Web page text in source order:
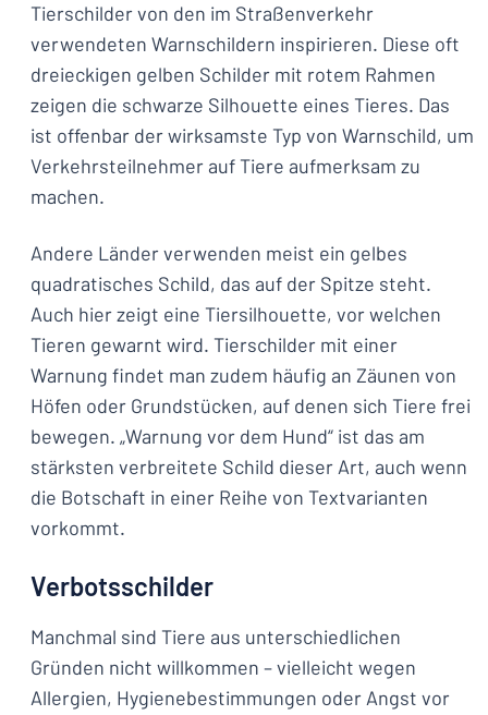
Tierschilder von den im Straßenverkehr
verwendeten Warnschildern inspirieren. Diese oft
dreieckigen gelben Schilder mit rotem Rahmen
zeigen die schwarze Silhouette eines Tieres. Das
ist offenbar der wirksamste Typ von Warnschild, um
Verkehrsteilnehmer auf Tiere aufmerksam zu
machen.
Andere Länder verwenden meist ein gelbes
quadratisches Schild, das auf der Spitze steht.
Auch hier zeigt eine Tiersilhouette, vor welchen
Tieren gewarnt wird. Tierschilder mit einer
Warnung findet man zudem häufig an Zäunen von
Höfen oder Grundstücken, auf denen sich Tiere frei
bewegen. „Warnung vor dem Hund“ ist das am
stärksten verbreitete Schild dieser Art, auch wenn
die Botschaft in einer Reihe von Textvarianten
vorkommt.
Verbotsschilder
Manchmal sind Tiere aus unterschiedlichen
Gründen nicht willkommen – vielleicht wegen
Allergien, Hygienebestimmungen oder Angst vor